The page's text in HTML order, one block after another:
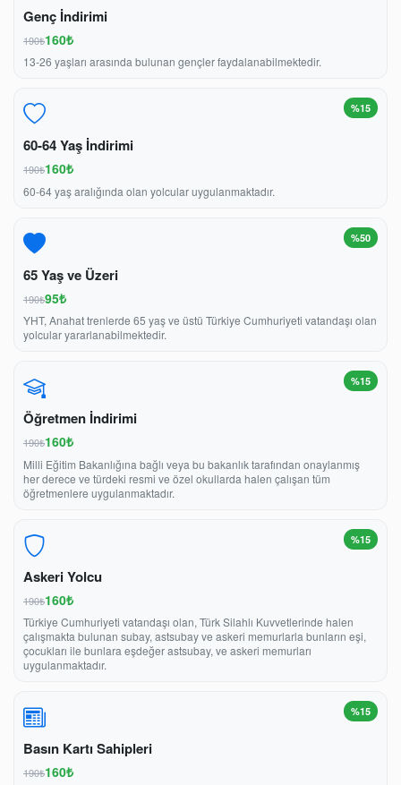
Genç İndirimi
190₺160₺
13-26 yaşları arasında bulunan gençler faydalanabilmektedir.
%15
60-64 Yaş İndirimi
190₺160₺
60-64 yaş aralığında olan yolcular uygulanmaktadır.
%50
65 Yaş ve Üzeri
190₺95₺
YHT, Anahat trenlerde 65 yaş ve üstü Türkiye Cumhuriyeti vatandaşı olan
yolcular yararlanabilmektedir.
%15
Öğretmen İndirimi
190₺160₺
Milli Eğitim Bakanlığına bağlı veya bu bakanlık tarafından onaylanmış
her derece ve türdeki resmi ve özel okullarda halen çalışan tüm
öğretmenlere uygulanmaktadır.
%15
Askeri Yolcu
190₺160₺
Türkiye Cumhuriyeti vatandaşı olan, Türk Silahlı Kuvvetlerinde halen
çalışmakta bulunan subay, astsubay ve askeri memurlarla bunların eşi,
çocukları ile bunlara eşdeğer astsubay, ve askeri memurları
uygulanmaktadır.
%15
Basın Kartı Sahipleri
190₺160₺